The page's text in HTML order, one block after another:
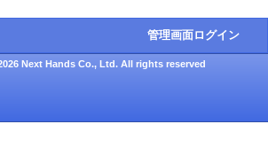
管理画面ログイン
Next Hands Co., Ltd. All rights reserved